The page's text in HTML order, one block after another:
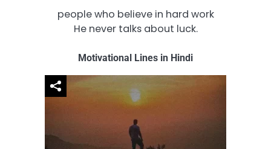
people who believe in hard work
He never talks about luck.
Motivational Lines in Hindi